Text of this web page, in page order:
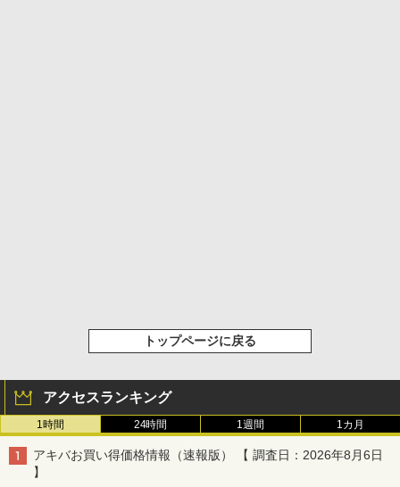
トップページに戻る
アクセスランキング
1時間 24時間 1週間 1カ月
アキバお買い得価格情報（速報版） 【 調査日：2026年8月6日
】